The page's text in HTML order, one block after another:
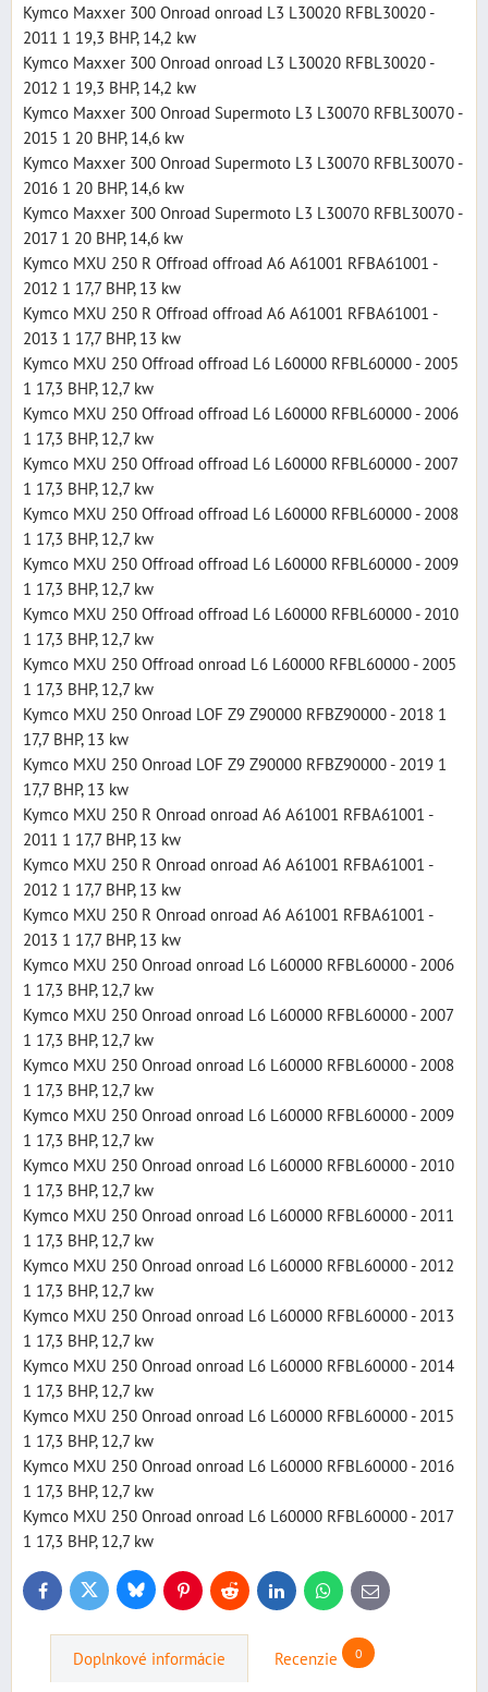
Kymco Maxxer 300 Onroad onroad L3 L30020 RFBL30020 -
2011 1 19,3 BHP, 14,2 kw
Kymco Maxxer 300 Onroad onroad L3 L30020 RFBL30020 -
2012 1 19,3 BHP, 14,2 kw
Kymco Maxxer 300 Onroad Supermoto L3 L30070 RFBL30070 -
2015 1 20 BHP, 14,6 kw
Kymco Maxxer 300 Onroad Supermoto L3 L30070 RFBL30070 -
2016 1 20 BHP, 14,6 kw
Kymco Maxxer 300 Onroad Supermoto L3 L30070 RFBL30070 -
2017 1 20 BHP, 14,6 kw
Kymco MXU 250 R Offroad offroad A6 A61001 RFBA61001 -
2012 1 17,7 BHP, 13 kw
Kymco MXU 250 R Offroad offroad A6 A61001 RFBA61001 -
2013 1 17,7 BHP, 13 kw
Kymco MXU 250 Offroad offroad L6 L60000 RFBL60000 - 2005
1 17,3 BHP, 12,7 kw
Kymco MXU 250 Offroad offroad L6 L60000 RFBL60000 - 2006
1 17,3 BHP, 12,7 kw
Kymco MXU 250 Offroad offroad L6 L60000 RFBL60000 - 2007
1 17,3 BHP, 12,7 kw
Kymco MXU 250 Offroad offroad L6 L60000 RFBL60000 - 2008
1 17,3 BHP, 12,7 kw
Kymco MXU 250 Offroad offroad L6 L60000 RFBL60000 - 2009
1 17,3 BHP, 12,7 kw
Kymco MXU 250 Offroad offroad L6 L60000 RFBL60000 - 2010
1 17,3 BHP, 12,7 kw
Kymco MXU 250 Offroad onroad L6 L60000 RFBL60000 - 2005
1 17,3 BHP, 12,7 kw
Kymco MXU 250 Onroad LOF Z9 Z90000 RFBZ90000 - 2018 1
17,7 BHP, 13 kw
Kymco MXU 250 Onroad LOF Z9 Z90000 RFBZ90000 - 2019 1
17,7 BHP, 13 kw
Kymco MXU 250 R Onroad onroad A6 A61001 RFBA61001 -
2011 1 17,7 BHP, 13 kw
Kymco MXU 250 R Onroad onroad A6 A61001 RFBA61001 -
2012 1 17,7 BHP, 13 kw
Kymco MXU 250 R Onroad onroad A6 A61001 RFBA61001 -
2013 1 17,7 BHP, 13 kw
Kymco MXU 250 Onroad onroad L6 L60000 RFBL60000 - 2006
1 17,3 BHP, 12,7 kw
Kymco MXU 250 Onroad onroad L6 L60000 RFBL60000 - 2007
1 17,3 BHP, 12,7 kw
Kymco MXU 250 Onroad onroad L6 L60000 RFBL60000 - 2008
1 17,3 BHP, 12,7 kw
Kymco MXU 250 Onroad onroad L6 L60000 RFBL60000 - 2009
1 17,3 BHP, 12,7 kw
Kymco MXU 250 Onroad onroad L6 L60000 RFBL60000 - 2010
1 17,3 BHP, 12,7 kw
Kymco MXU 250 Onroad onroad L6 L60000 RFBL60000 - 2011
1 17,3 BHP, 12,7 kw
Kymco MXU 250 Onroad onroad L6 L60000 RFBL60000 - 2012
1 17,3 BHP, 12,7 kw
Kymco MXU 250 Onroad onroad L6 L60000 RFBL60000 - 2013
1 17,3 BHP, 12,7 kw
Kymco MXU 250 Onroad onroad L6 L60000 RFBL60000 - 2014
1 17,3 BHP, 12,7 kw
Kymco MXU 250 Onroad onroad L6 L60000 RFBL60000 - 2015
1 17,3 BHP, 12,7 kw
Kymco MXU 250 Onroad onroad L6 L60000 RFBL60000 - 2016
1 17,3 BHP, 12,7 kw
Kymco MXU 250 Onroad onroad L6 L60000 RFBL60000 - 2017
1 17,3 BHP, 12,7 kw
FacebookTwitter BlueskyPinterestReddit LinkedInWhatsApp
E-
mail
Doplnkové informácie Recenzie 0